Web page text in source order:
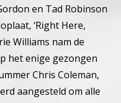
en Tad Robinson
‘Right Here,
Williams nam de
het enige gezongen
Chris Coleman,
aangesteld om alle